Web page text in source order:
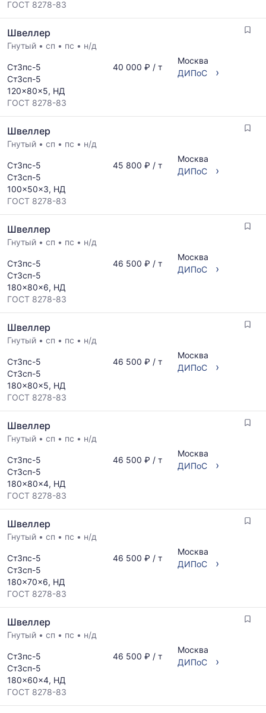
ГОСТ 8278-83
Швеллер
Гнутый • сп • пс • н/д
Ст3пс-5
Ст3сп-5
120x80x5, НД
ГОСТ 8278-83
40 000 ₽ / т
Москва
ДИПоС
›
Швеллер
Гнутый • сп • пс • н/д
Ст3пс-5
Ст3сп-5
100x50x3, НД
ГОСТ 8278-83
45 800 ₽ / т
Москва
ДИПоС
›
Швеллер
Гнутый • сп • пс • н/д
Ст3пс-5
Ст3сп-5
180x80x6, НД
ГОСТ 8278-83
46 500 ₽ / т
Москва
ДИПоС
›
Швеллер
Гнутый • сп • пс • н/д
Ст3пс-5
Ст3сп-5
180x80x5, НД
ГОСТ 8278-83
46 500 ₽ / т
Москва
ДИПоС
›
Швеллер
Гнутый • сп • пс • н/д
Ст3пс-5
Ст3сп-5
180x80x4, НД
ГОСТ 8278-83
46 500 ₽ / т
Москва
ДИПоС
›
Швеллер
Гнутый • сп • пс • н/д
Ст3пс-5
Ст3сп-5
180x70x6, НД
ГОСТ 8278-83
46 500 ₽ / т
Москва
ДИПоС
›
Швеллер
Гнутый • сп • пс • н/д
Ст3пс-5
Ст3сп-5
180x60x4, НД
ГОСТ 8278-83
46 500 ₽ / т
Москва
ДИПоС
›